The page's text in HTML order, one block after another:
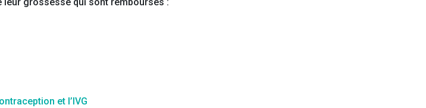
leur grossesse qui sont remboursés :
et l’IVG